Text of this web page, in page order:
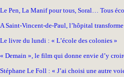
Le Pen, La Manif pour tous, Soral… Tous
A Saint-Vincent-de-Paul, l’hôpital
Le livre du lundi : « L’école des colonies »
« Demain », le film qui donne envie d’y
Stéphane Le Foll : « J’ai choisi une autre